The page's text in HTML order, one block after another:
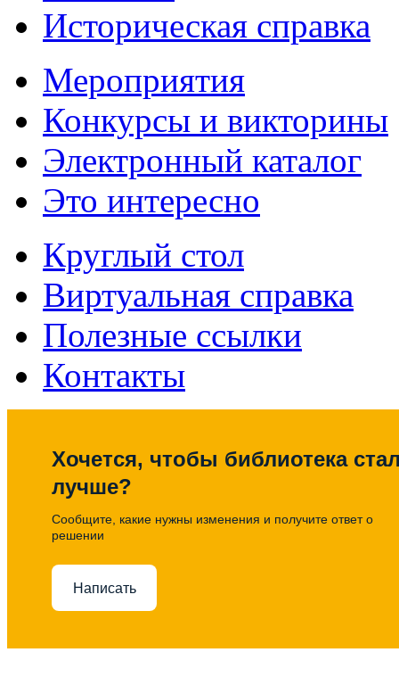
Историческая справка
Мероприятия
Конкурсы и викторины
Электронный каталог
Это интересно
Круглый стол
Виртуальная справка
Полезные ссылки
Контакты
Хочется, чтобы библиотека
лучше?
Сообщите, какие нужны изменения и получите ответ о
решении
Написать